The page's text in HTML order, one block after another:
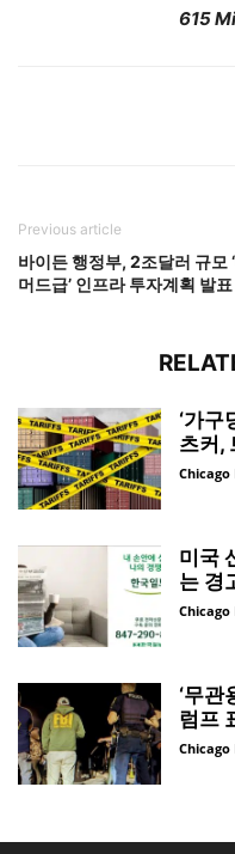
615
Previous article
바이든 행정부, 2조달러 규모
머드급’ 인프라 투자계획 발표
‘가구
츠커,
Chicago
미국
는 경
Chicago
‘무관
럼프
Chicago